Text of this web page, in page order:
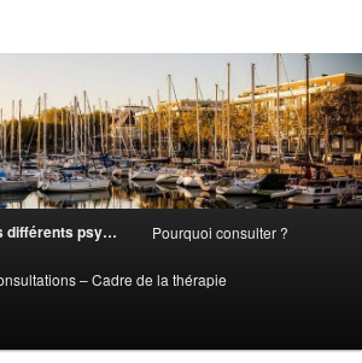
différents psy… Pourquoi consulter ?
– Cadre de la thérapie